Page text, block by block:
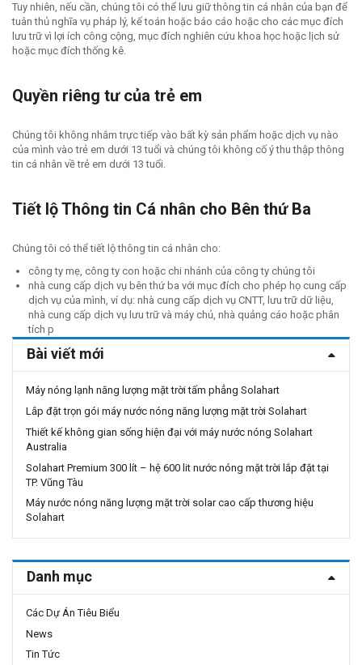
Tuy nhiên, nếu cần, chúng tôi có thể lưu giữ thông tin cá nhân của bạn để
tuân thủ nghĩa vụ pháp lý, kế toán hoặc báo cáo hoặc cho các mục đích
lưu trữ vì lợi ích công cộng, mục đích nghiên cứu khoa học hoặc lịch sử
hoặc mục đích thống kê.
Quyền riêng tư của trẻ em
Chúng tôi không nhắm trực tiếp vào bất kỳ sản phẩm hoặc dịch vụ nào
của mình vào trẻ em dưới 13 tuổi và chúng tôi không cố ý thu thập thông
tin cá nhân về trẻ em dưới 13 tuổi.
Tiết lộ Thông tin Cá nhân cho Bên thứ Ba
Chúng tôi có thể tiết lộ thông tin cá nhân cho:
công ty mẹ, công ty con hoặc chi nhánh của công ty chúng tôi
nhà cung cấp dịch vụ bên thứ ba với mục đích cho phép họ cung cấp
dịch vụ của mình, ví dụ: nhà cung cấp dịch vụ CNTT, lưu trữ dữ liệu,
nhà cung cấp dịch vụ lưu trữ và máy chủ, nhà quảng cáo hoặc phân
tích p
Bài viết mới
Máy nóng lạnh năng lượng mặt trời tấm phẳng Solahart
Lắp đặt trọn gói máy nước nóng năng lượng mặt trời Solahart
Thiết kế không gian sống hiện đại với máy nước nóng Solahart
Australia
Solahart Premium 300 lít – hệ 600 lit nước nóng mặt trời lắp đặt tại
TP. Vũng Tàu
Máy nước nóng năng lượng mặt trời solar cao cấp thương hiệu
Solahart
Danh mục
Các Dự Án Tiêu Biểu
News
Tin Tức